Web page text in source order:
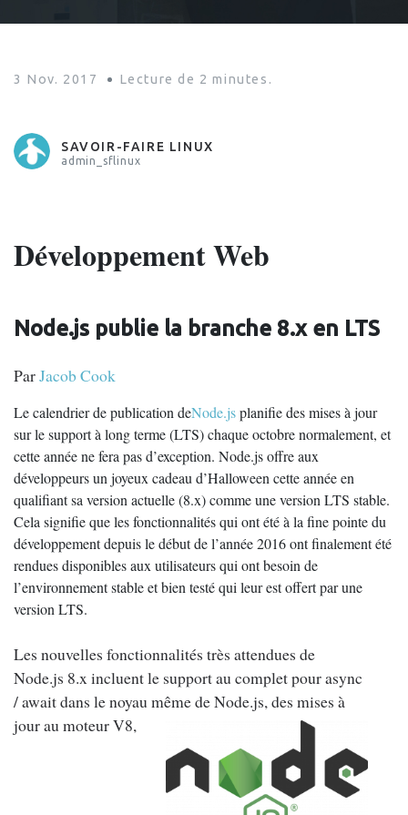
3 Nov. 2017 Lecture de 2 minutes.
SAVOIR-FAIRE LINUX
admin_sflinux
Développement Web
Node.js publie la branche 8.x en LTS
ParJacob Cook
Le calendrier de publication deNode.jsplanifie des mises à jour
sur le support à long terme (LTS) chaque octobre normalement, et
cette année ne fera pas d’exception. Node.js offre aux
développeurs un joyeux cadeau d’Halloween cette année en
qualifiant sa version actuelle (8.x) comme une version LTS stable.
Cela signifie que les fonctionnalités qui ont été à la fine pointe du
développement depuis le début de l’année 2016 ont finalement été
rendues disponibles aux utilisateurs qui ont besoin de
l’environnement stable et bien testé qui leur est offert par une
version LTS.
Les nouvelles fonctionnalités très attendues de
Node.js 8.x incluent le support au complet pour async
/ await dans le noyau même de Node.js, des mises à
jour aumoteur V8,